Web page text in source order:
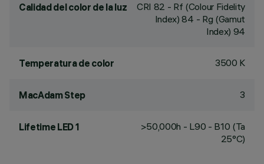
Calidad del color de la luz CRI 82 - Rf (Colour Fidelity
Index) 84 - Rg (Gamut
Index) 94
Temperatura de color 3500 K
MacAdam Step 3
Lifetime LED 1
>50,000h - L90 - B10 (Ta
25°C)